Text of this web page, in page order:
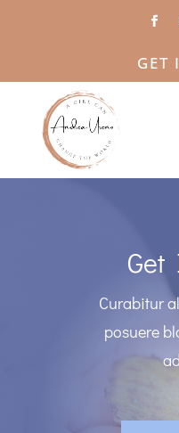
GET
Get
Curabitur
posuere